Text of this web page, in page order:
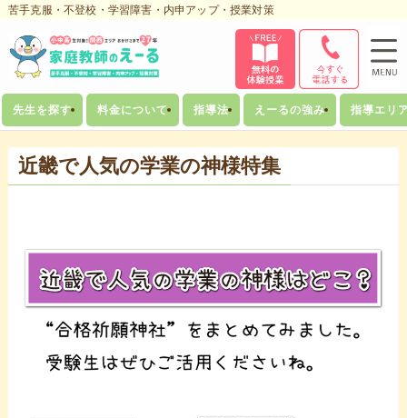
苦手克服・不登校・学習障害・内申アップ・授業対策
先生を探す 料金について 指導法 えーるの強み 指導エリ
近畿で人気の学業の神様特集